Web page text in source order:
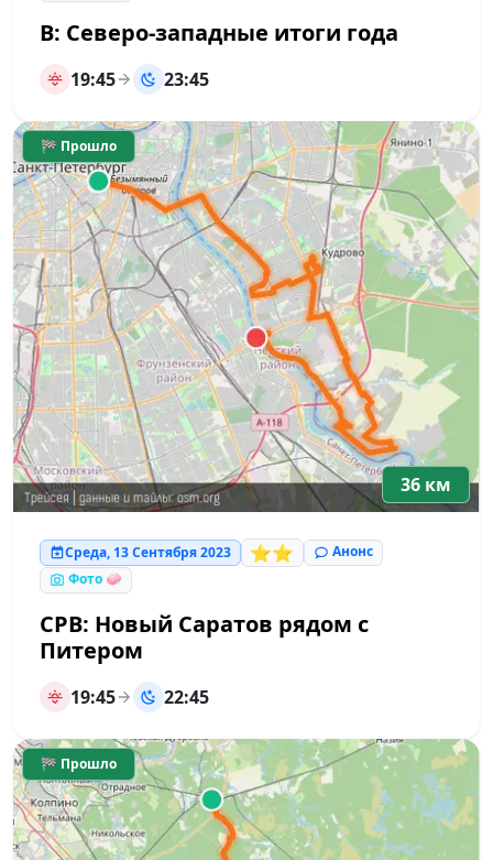
В: Северо-западные итоги года
19:45 23:45
🏁 Прошло
36 км
Среда, 13 Сентября 2023 ⭐⭐
Анонс
Фото 🧼
СРВ: Новый Саратов рядом с
Питером
19:45 22:45
🏁 Прошло